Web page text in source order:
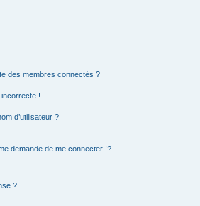
des membres connectés ?
incorrecte !
d’utilisateur ?
demande de me connecter !?
?